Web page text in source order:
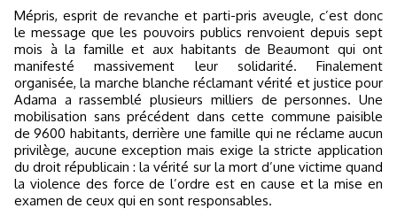
Mépris, esprit de revanche et parti-pris aveugle, c’est donc
le message que les pouvoirs publics renvoient depuis sept
mois à la famille et aux habitants de Beaumont qui ont
manifesté massivement leur solidarité. Finalement
organisée, la marche blanche réclamant vérité et justice pour
Adama a rassemblé plusieurs milliers de personnes. Une
mobilisation sans précédent dans cette commune paisible
de 9600 habitants, derrière une famille qui ne réclame aucun
privilège, aucune exception mais exige la stricte application
du droit républicain : la vérité sur la mort d’une victime quand
la violence des force de l’ordre est en cause et la mise en
examen de ceux qui en sont responsables.